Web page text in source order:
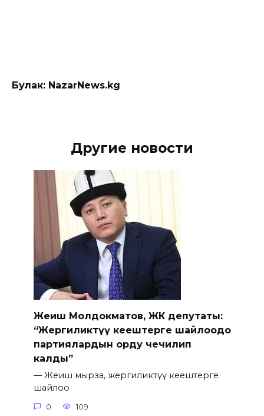
Булак: NazarNews.kg
Другие новости
Жеңиш Молдокматов, ЖК депутаты:
“Жергиликтүү кеңештерге шайлоодо
партиялардын орду чечилип
калды”
— Жеңиш мырза, жергиликтүү кеңештерге
шайлоо
0 109